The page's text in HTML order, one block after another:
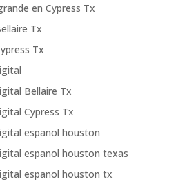
en Cypress Tx
Tx
Tx
Bellaire Tx
Cypress Tx
espanol houston
espanol houston texas
espanol houston tx